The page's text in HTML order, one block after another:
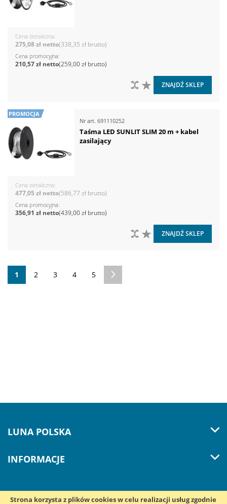
Strona korzysta z plików cookies w celu realizacji usług zgodnie
Cena detaliczna
338,35 zł
275,08 zł
Cena promocyjna
259,00 zł
210,57 zł
DO LISTY ŻYCZEŃ
DO PORÓWNANIA
ZNAJDŹ SKLEP
PROMOCJA
Nr art. 691110252
Taśma LED SUNLIT SLIM 20 m + kabel
zasilający
Cena detaliczna
586,77 zł
477,05 zł
Cena promocyjna
439,00 zł
356,91 zł
DO LISTY ŻYCZEŃ
DO PORÓWNANIA
ZNAJDŹ SKLEP
Aktualnie czytasz stronę
1 Strona
2 Strona
3 Strona
4 Strona
5
LUNA POLSKA
INFORMACJE